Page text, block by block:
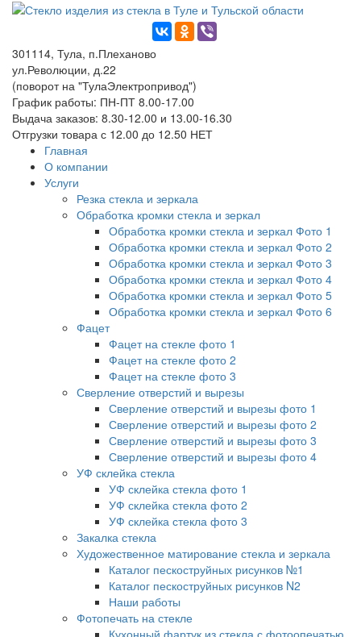
301114, Тула, п.Плеханово
ул.Революции, д.22
(поворот на "ТулаЭлектропривод")
График работы: ПН-ПТ 8.00-17.00
Выдача заказов: 8.30-12.00 и 13.00-16.30
Отгрузки товара с 12.00 до 12.50 НЕТ
Главная
О компании
Услуги
Резка стекла и зеркала
Обработка кромки стекла и зеркал
Обработка кромки стекла и зеркал Фото 1
Обработка кромки стекла и зеркал Фото 2
Обработка кромки стекла и зеркал Фото 3
Обработка кромки стекла и зеркал Фото 4
Обработка кромки стекла и зеркал Фото 5
Обработка кромки стекла и зеркал Фото 6
Фацет
Фацет на стекле фото 1
Фацет на стекле фото 2
Фацет на стекле фото 3
Сверление отверстий и вырезы
Сверление отверстий и вырезы фото 1
Сверление отверстий и вырезы фото 2
Сверление отверстий и вырезы фото 3
Сверление отверстий и вырезы фото 4
УФ склейка стекла
УФ склейка стекла фото 1
УФ склейка стекла фото 2
УФ склейка стекла фото 3
Закалка стекла
Художественное матирование стекла и зеркала
Каталог пескоструйных рисунков №1
Каталог пескоструйных рисунков N2
Наши работы
Фотопечать на стекле